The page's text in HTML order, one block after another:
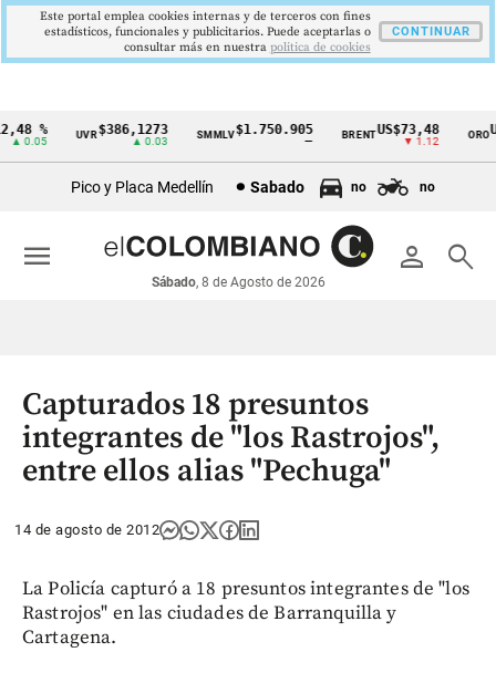
Cintillo
económicos
Colombia
%
0.05
UVR$386,1273
▲ 0.03
SMMLV$1.750.905 BRENTUS$73,48
▼ 1.12
ORO
Pico y Placa Medellín Sabado no no
person search
Sábado, 8 de Agosto de 2026
menu
Capturados 18 presuntos
integrantes de "los Rastrojos",
entre ellos alias "Pechuga"
14 de agosto de 2012
La Policía capturó a 18 presuntos integrantes de "los
Rastrojos" en las ciudades de Barranquilla y
Cartagena.
Este portal emplea cookies internas y de terceros con fines
estadísticos, funcionales y publicitarios. Puede aceptarlas o
consultar más en nuestra politica de cookies
CONTINUAR